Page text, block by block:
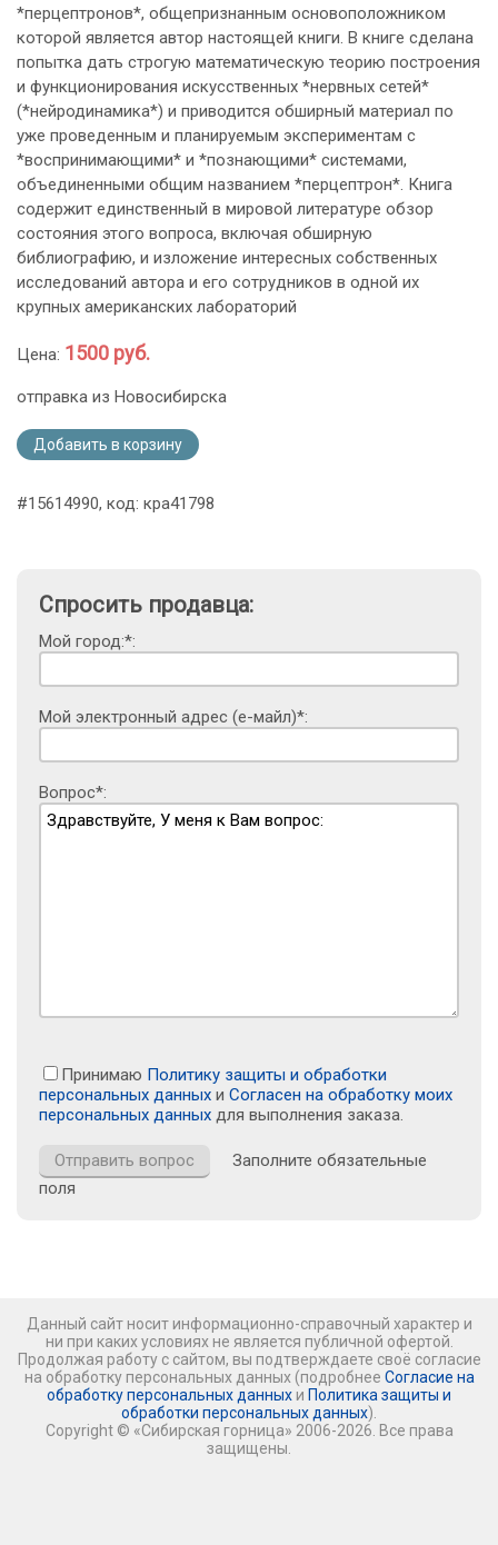
*перцептронов*, общепризнанным основоположником
которой является автор настоящей книги. В книге сделана
попытка дать строгую математическую теорию построения
и функционирования искусственных *нервных сетей*
(*нейродинамика*) и приводится обширный материал по
уже проведенным и планируемым экспериментам с
*воспринимающими* и *познающими* системами,
объединенными общим названием *перцептрон*. Книга
содержит единственный в мировой литературе обзор
состояния этого вопроса, включая обширную
библиографию, и изложение интересных собственных
исследований автора и его сотрудников в одной их
крупных американских лабораторий
Цена: 1500 руб.
отправка из Новосибирска
Добавить в корзину
#15614990, код: кра41798
Спросить продавца:
Мой город:*:
Мой электронный адрес (е-майл)*:
Вопрос*:
Принимаю Политику защиты и обработки
персональных данных и Согласен на обработку моих
персональных данных для выполнения заказа.
Заполните обязательные
поля
Данный сайт носит информационно-справочный характер и
ни при каких условиях не является публичной офертой.
Продолжая работу с сайтом, вы подтверждаете своё согласие
на обработку персональных данных (подробнее Согласие на
обработку персональных данных и Политика защиты и
обработки персональных данных).
Copyright © «Сибирская горница» 2006-2026. Все права
защищены.